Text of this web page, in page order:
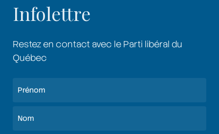
Infolettre
Restez en contact avec le Parti libéral du
Québec